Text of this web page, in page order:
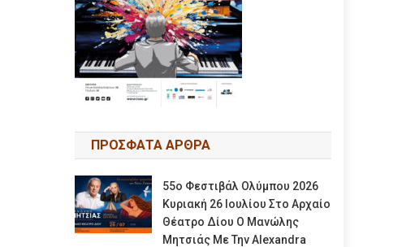
ΠΡΟΣΦΑΤΑ ΑΡΘΡΑ
55ο Φεστιβάλ Ολύμπου 2026
Κυριακή 26 Ιουλίου Στο Αρχαίο
Θέατρο Δίου Ο Μανώλης
Μητσιάς Με Την Alexandra